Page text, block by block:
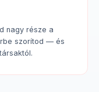
nagy része a
szorítod — és